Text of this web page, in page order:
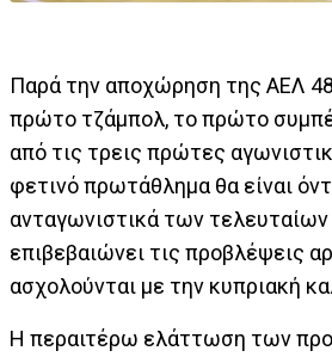
Παρά την αποχώρηση της ΑΕΛ
πρώτο τζάμπολ, το πρώτο
από τις τρεις πρώτες
φετινό πρωτάθλημα θα είναι
ανταγωνιστικά των
επιβεβαιώνει τις προβλέψεις
ασχολούνται με την κυπριακή
Η περαιτέρω ελάττωση των